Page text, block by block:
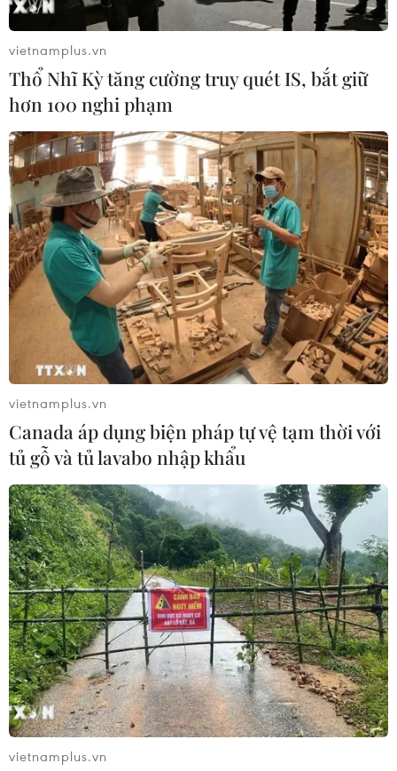
Hà Nam: Thành phố Phủ Lý giãn cách xã
hội theo Chỉ thị số 16
23/09/2021 13:02
Thành phố Phủ Lý, tỉnh Hà Nam sẽ áp dụng các biện
pháp giãn cách xã hội theo tinh thần Chỉ thị số 16/CT-
TTg trong vòng 14 ngày, từ 18 giờ ngày 23/9.
Cần Thơ, Hà Nam thu hẹp phạm vi, mức
độ giãn cách xã hội
24/09/2021 03:31
Thành phố Cần Thơ sẽ chỉ thực hiện giãn cách xã hội
vietnamplus.vn
Thổ Nhĩ Kỳ tăng cường truy quét IS, bắt giữ
hơn 100 nghi phạm
vietnamplus.vn
Canada áp dụng biện pháp tự vệ tạm thời với
tủ gỗ và tủ lavabo nhập khẩu
vietnamplus.vn